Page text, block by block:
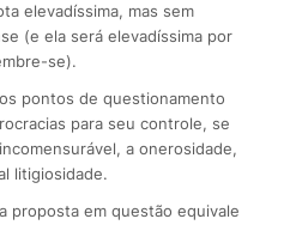
elevadíssima, mas sem
(e ela será elevadíssima por
se).
pontos de questionamento
para seu controle, se
a onerosidade,
litigiosidade.
proposta em questão equivale